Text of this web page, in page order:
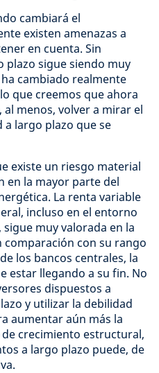
cambiará el
existen amenazas a
en cuenta. Sin
plazo sigue siendo muy
cambiado realmente
que creemos que ahora
menos, volver a mirar el
largo plazo que se
existe un riesgo material
en la mayor parte del
La renta variable
incluso en el entorno
muy valorada en la
comparación con su rango
los bancos centrales, la
estar llegando a su fin. No
dispuestos a
y utilizar la debilidad
aumentar aún más la
crecimiento estructural,
a largo plazo puede, de